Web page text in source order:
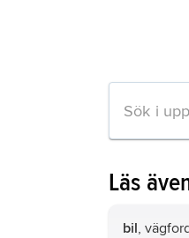
Läs
bil,